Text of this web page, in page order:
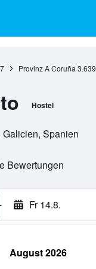
Provinz A Coruña 3.639
Hostel
Spanien
Bewertungen
Fr 14.8.
August 2026